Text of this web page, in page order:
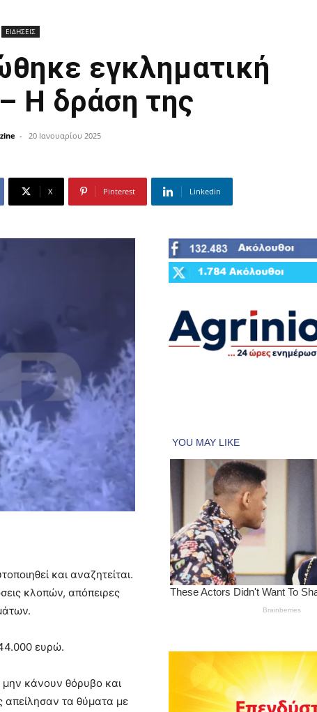
ΕΙΔΗΣΕΙΣ
εγκληματική
Η δράση της
- 20 Ιανουαρίου 2025
X Pinterest Linkedin
και αναζητείται.
κλοπών, απόπειρες
ευρώ.
μην κάνουν θόρυβο και
απείλησαν τα θύματα με